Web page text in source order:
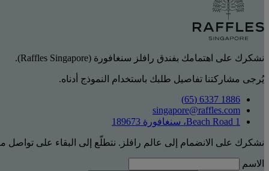
نشكرك على اهتمامك بفندق رافلز سنغافورة (Raffles Singapore).
يُرجى مشاركتنا تفاصيل طلبك باستخدام النموذج أدناه.
1886 6337 (65)
singapore@raffles.com
1 Beach Road، سنغافورة 189673
نشكرك على الانضمام إلى عالم رافلز. نتطلّع إلى البقاء على تواصل
الاسم